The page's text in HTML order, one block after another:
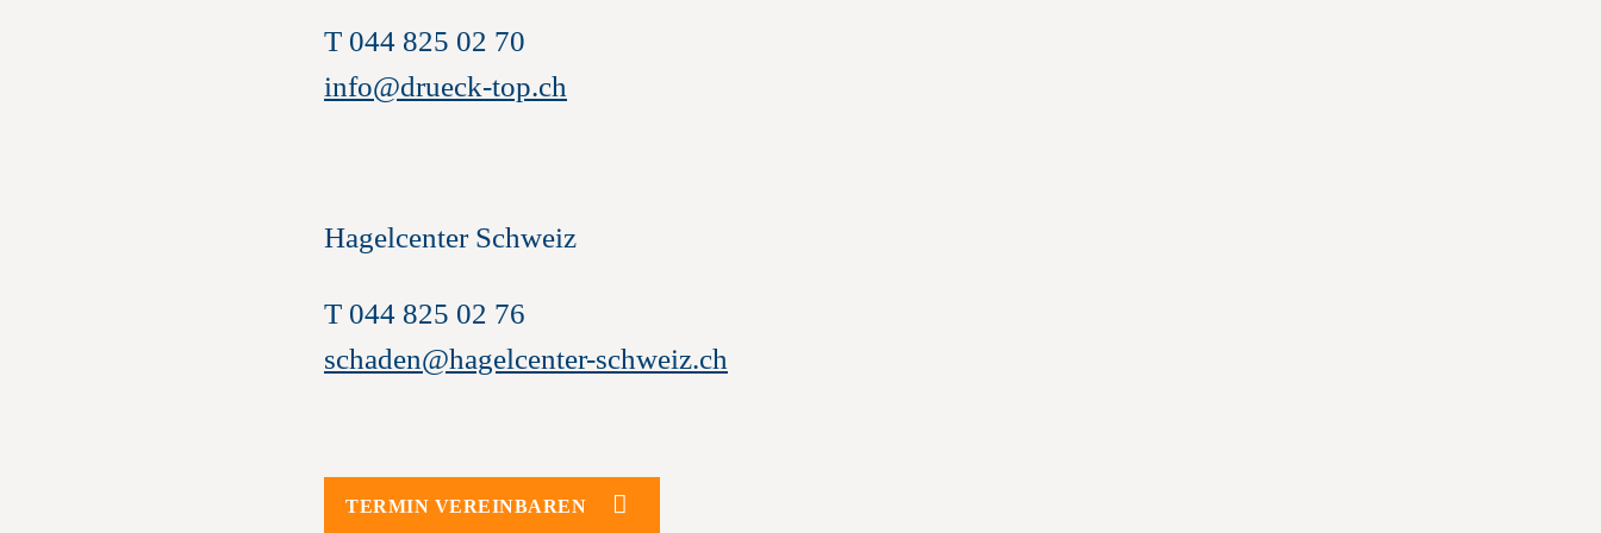
Felgenservice
Reifenservice
Aufbereitung
Versicherungen
News & Blog
T 044 825 02 70
info@drueck-top.ch
Hagelcenter Schweiz
T 044 825 02 76
schaden@hagelcenter-schweiz.ch
TERMIN VEREINBAREN